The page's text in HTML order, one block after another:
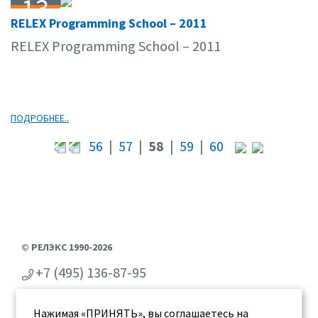
13
04.11
RELEX Programming School – 2011
RELEX Programming School – 2011
ПОДРОБНЕЕ..
56 | 57 | 58 | 59 | 60
Нажимая «ПРИНЯТЬ», вы соглашаетесь на
© РЕЛЭКС 1990-2026
+7 (495) 136-87-95